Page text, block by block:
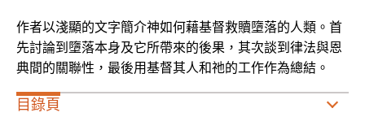
作者以淺顯的文字簡介神如何藉基督救贖墮落的人類。首
先討論到墮落本身及它所帶來的後果，其次談到律法與恩
典間的關聯性，最後用基督其人和祂的工作作為總結。
目錄頁